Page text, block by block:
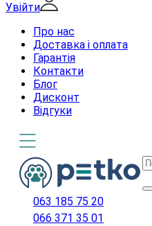
Увійти
Про нас
Доставка і оплата
Гарантія
Контакти
Блог
Дисконт
Відгуки
063 185 75 20
066 371 35 01